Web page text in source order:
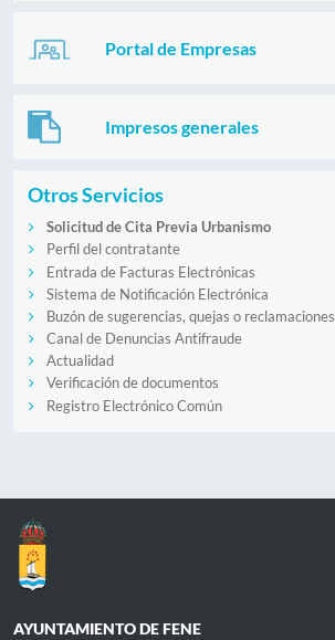
Portal de Empresas
Impresos generales
Otros Servicios
Solicitud de Cita Previa Urbanismo
Perfil del contratante
Entrada de Facturas Electrónicas
Sistema de Notificación Electrónica
Buzón de sugerencias, quejas o reclamaciones
Canal de Denuncias Antifraude
Actualidad
Verificación de documentos
Registro Electrónico Común
AYUNTAMIENTO DE FENE